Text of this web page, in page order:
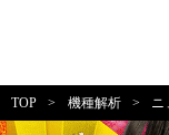
TOP > 機種解析 > ニ